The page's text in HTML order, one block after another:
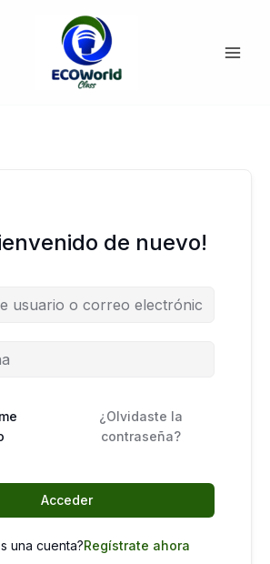
de nuevo!
¿Olvidaste la
contraseña?
Acceder
una cuenta?Regístrate ahora